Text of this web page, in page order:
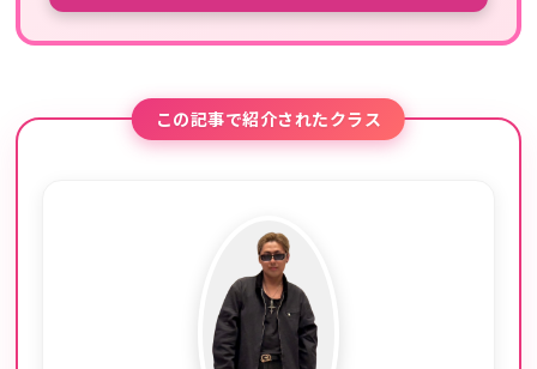
この記事で紹介されたクラス